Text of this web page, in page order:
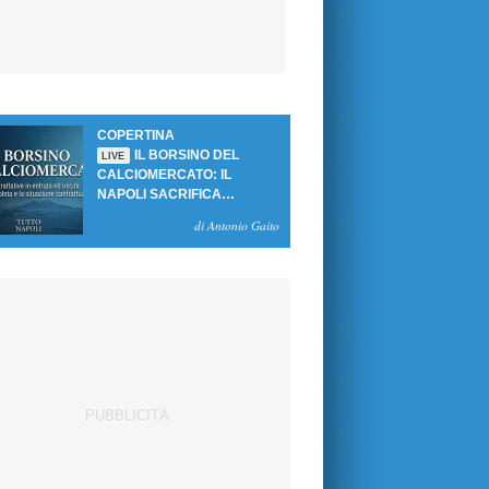
COPERTINA
LIVE
IL BORSINO DEL
CALCIOMERCATO: IL
NAPOLI SACRIFICA
SBLOCCANO ARRIVIdi Antonio Gaito